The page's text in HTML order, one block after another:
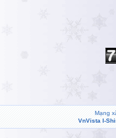
Mạng
VnVista I-